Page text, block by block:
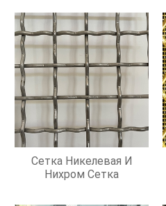
Сетка Никелевая И
Нихром Сетка